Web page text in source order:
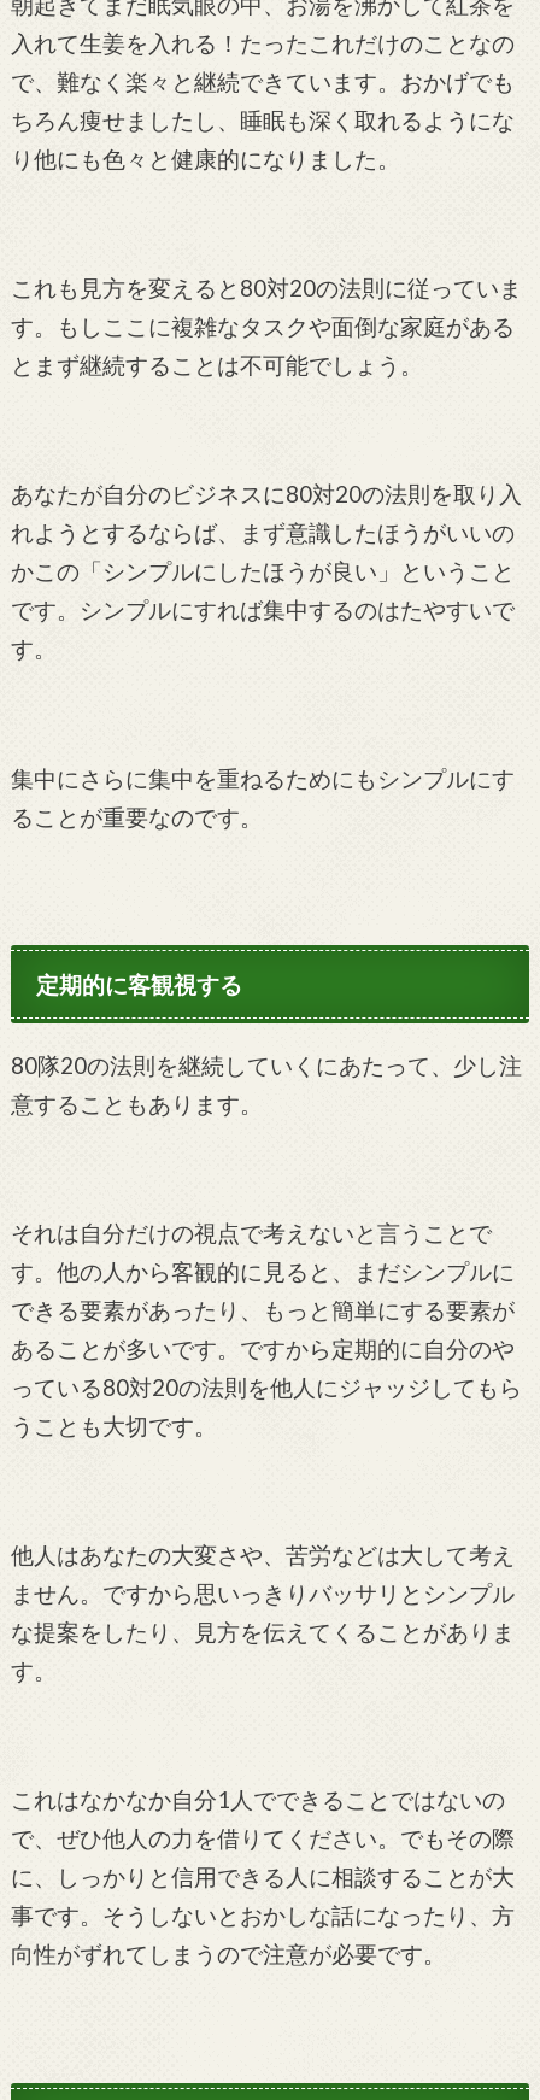
入れて生姜を入れる！たったこれだけのことなの
で、難なく楽々と継続できています。おかげでも
ちろん痩せましたし、睡眠も深く取れるようにな
り他にも色々と健康的になりました。
これも見方を変えると80対20の法則に従っていま
す。もしここに複雑なタスクや面倒な家庭がある
とまず継続することは不可能でしょう。
あなたが自分のビジネスに80対20の法則を取り入
れようとするならば、まず意識したほうがいいの
かこの「シンプルにしたほうが良い」ということ
です。シンプルにすれば集中するのはたやすいで
す。
集中にさらに集中を重ねるためにもシンプルにす
ることが重要なのです。
定期的に客観視する
80隊20の法則を継続していくにあたって、少し注
意することもあります。
それは自分だけの視点で考えないと言うことで
す。他の人から客観的に見ると、まだシンプルに
できる要素があったり、もっと簡単にする要素が
あることが多いです。ですから定期的に自分のや
っている80対20の法則を他人にジャッジしてもら
うことも大切です。
他人はあなたの大変さや、苦労などは大して考え
ません。ですから思いっきりバッサリとシンプル
な提案をしたり、見方を伝えてくることがありま
す。
これはなかなか自分1人でできることではないの
で、ぜひ他人の力を借りてください。でもその際
に、しっかりと信用できる人に相談することが大
事です。そうしないとおかしな話になったり、方
向性がずれてしまうので注意が必要です。